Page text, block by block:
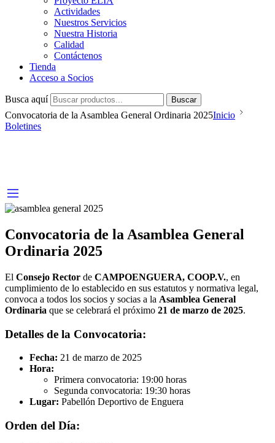
Actividades
Nuestros Servicios
Nuestra Historia
Calidad
Contáctenos
Tienda
Acceso a Socios
Busca aquí Buscar
Convocatoria de la Asamblea General Ordinaria 2025Inicio
Boletines
Convocatoria de la Asamblea General
Ordinaria 2025
El Consejo Rector de CAMPOENGUERA, COOP.V., en
cumplimiento de lo establecido en sus estatutos y normativa legal,
convoca a todos los socios y socias a la Asamblea General
Ordinaria que se celebrará el próximo 21 de marzo de 2025.
Detalles de la Convocatoria:
Fecha: 21 de marzo de 2025
Hora:
Primera convocatoria: 19:00 horas
Segunda convocatoria: 19:30 horas
Lugar: Pabellón Deportivo de Enguera
Orden del Día: